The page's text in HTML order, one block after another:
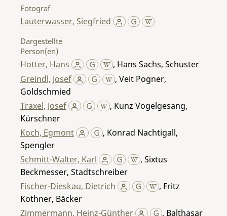
Fotograf
Lauterwasser, Siegfried
Dargestellte
Person(en)
Hotter, Hans , Hans Sachs, Schuster
Greindl, Josef
, Veit Pogner,
Goldschmied
Traxel, Josef
, Kunz Vogelgesang,
Kürschner
Koch, Egmont
, Konrad Nachtigall,
Spengler
Schmitt-Walter, Karl
, Sixtus
Beckmesser, Stadtschreiber
Fischer-Dieskau, Dietrich
, Fritz
Kothner, Bäcker
Zimmermann, Heinz-Günther
, Balthasar